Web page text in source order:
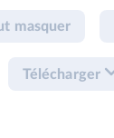
masquer
Télécharger